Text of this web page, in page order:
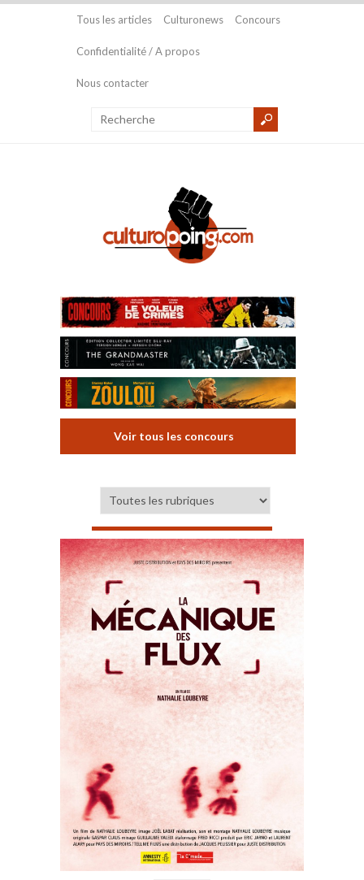
Tous les articles Culturonews Concours
Confidentialité / A propos
Nous contacter
Voir tous les concours